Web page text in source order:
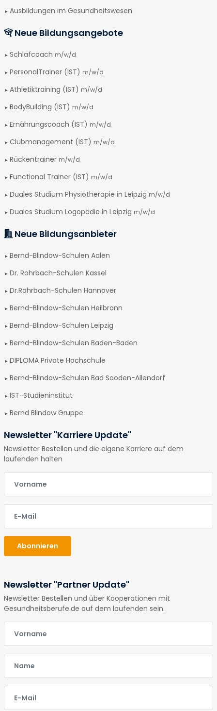
Ausbildungen im Gesundheitswesen
Neue Bildungsangebote
Schlafcoach m/w/d
PersonalTrainer (IST) m/w/d
Athletiktraining (IST) m/w/d
BodyBuilding (IST) m/w/d
Ernährungscoach (IST) m/w/d
Clubmanagement (IST) m/w/d
Rückentrainer m/w/d
Functional Trainer (IST) m/w/d
Duales Studium Physiotherapie in Leipzig m/w/d
Duales Studium Logopädie in Leipzig m/w/d
Neue Bildungsanbieter
Bernd-Blindow-Schulen Aalen
Dr. Rohrbach-Schulen Kassel
Dr.Rohrbach-Schulen Hannover
Bernd-Blindow-Schulen Heilbronn
Bernd-Blindow-Schulen Leipzig
Bernd-Blindow-Schulen Baden-Baden
DIPLOMA Private Hochschule
Bernd-Blindow-Schulen Bad Sooden-Allendorf
IST-Studieninstitut
Bernd Blindow Gruppe
Newsletter "Karriere Update"
Newsletter Bestellen und die eigene Karriere auf dem
laufenden halten
Abonnieren
Newsletter "Partner Update"
Newsletter Bestellen und über Kooperationen mit
Gesundheitsberufe.de auf dem laufenden sein.